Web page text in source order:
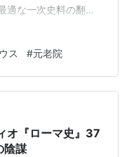
適な一次史料の翻訳
ス #元老院
オ『ローマ史』37
陰謀